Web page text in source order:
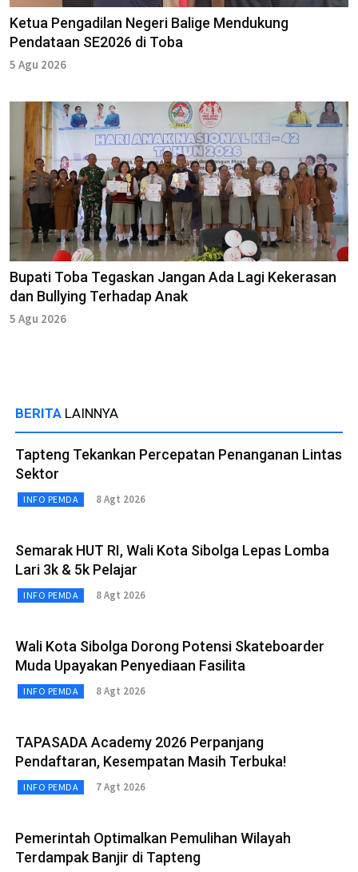
Ketua Pengadilan Negeri Balige Mendukung
Pendataan SE2026 di Toba
5 Agu 2026
Bupati Toba Tegaskan Jangan Ada Lagi Kekerasan
dan Bullying Terhadap Anak
5 Agu 2026
BERITA LAINNYA
Tapteng Tekankan Percepatan Penanganan Lintas
Sektor
INFO PEMDA 8 Agt 2026
Semarak HUT RI, Wali Kota Sibolga Lepas Lomba
Lari 3k & 5k Pelajar
INFO PEMDA 8 Agt 2026
Wali Kota Sibolga Dorong Potensi Skateboarder
Muda Upayakan Penyediaan Fasilita
INFO PEMDA 8 Agt 2026
TAPASADA Academy 2026 Perpanjang
Pendaftaran, Kesempatan Masih Terbuka!
INFO PEMDA 7 Agt 2026
Pemerintah Optimalkan Pemulihan Wilayah
Terdampak Banjir di Tapteng